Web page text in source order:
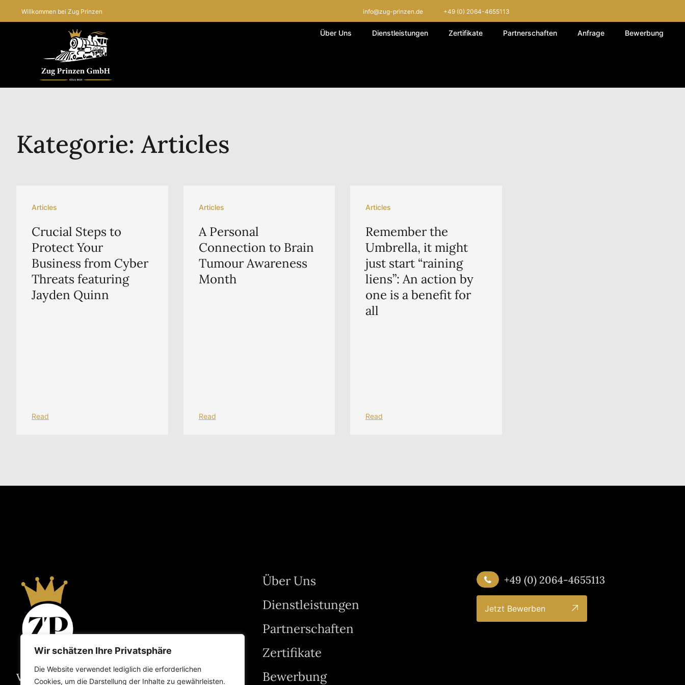
Wir schätzen Ihre Privatsphäre
Die Website verwendet lediglich die erforderlichen
Cookies, um die Darstellung der Inhalte zu gewährleisten.
Willkommen bei Zug Prinzen info@zug-prinzen.de +49 (0) 2064-4655113
Über Uns Dienstleistungen Zertifikate Partnerschaften Anfrage Bewerbung
Kategorie: Articles
Articles
Crucial Steps to
Protect Your
Business from Cyber
Threats featuring
Jayden Quinn
Read
Articles
A Personal
Connection to Brain
Tumour Awareness
Month
Read
Articles
Remember the
Umbrella, it might
just start “raining
liens”: An action by
one is a benefit for
all
Read
Vertrauensvoll. Partnerschaftlich.
Über Uns
Dienstleistungen
Partnerschaften
Zertifikate
Bewerbung
+49 (0) 2064-4655113
Jetzt Bewerben